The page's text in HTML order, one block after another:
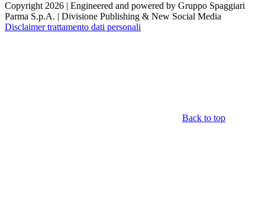
Copyright 2026 | Engineered and powered by Gruppo Spaggiari
Parma S.p.A. | Divisione Publishing & New Social Media
Disclaimer trattamento dati personali
Back to top